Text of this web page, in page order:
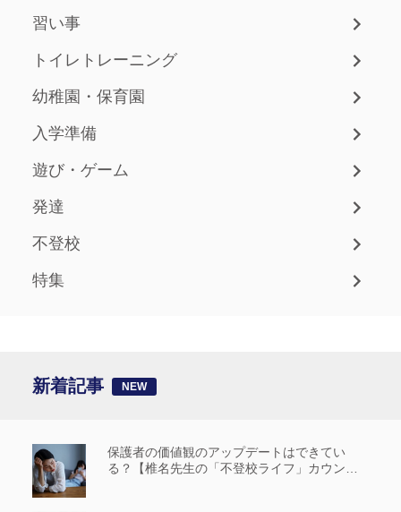
習い事
トイレトレーニング
幼稚園・保育園
入学準備
遊び・ゲーム
発達
不登校
特集
新着記事
保護者の価値観のアップデートはできてい
る？【椎名先生の「不登校ライフ」カウンセ